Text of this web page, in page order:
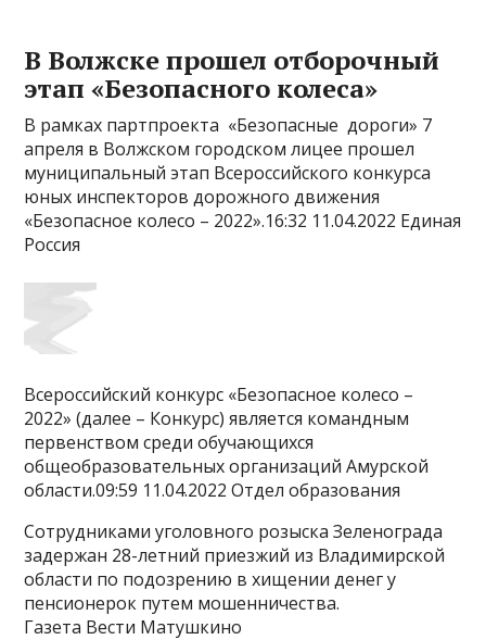
В Волжске прошел отборочный
этап «Безопасного колеса»
В рамках партпроекта «Безопасные дороги» 7
апреля в Волжском городском лицее прошел
муниципальный этап Всероссийского конкурса
юных инспекторов дорожного движения
«Безопасное колесо – 2022».16:32 11.04.2022 Единая
Россия
Всероссийский конкурс «Безопасное колесо –
2022» (далее – Конкурс) является командным
первенством среди обучающихся
общеобразовательных организаций Амурской
области.09:59 11.04.2022 Отдел образования
Сотрудниками уголовного розыска Зеленограда
задержан 28-летний приезжий из Владимирской
области по подозрению в хищении денег у
пенсионерок путем мошенничества.
Газета Вести Матушкино